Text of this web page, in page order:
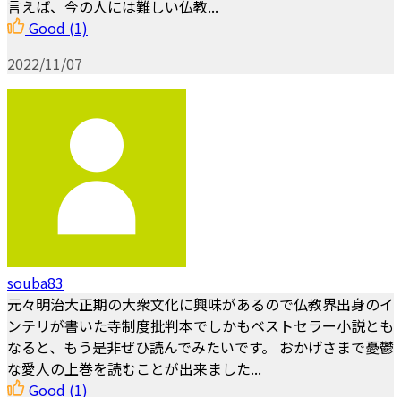
言えば、今の人には難しい仏教...
Good (1)
2022/11/07
souba83
元々明治大正期の大衆文化に興味があるので仏教界出身のイ
ンテリが書いた寺制度批判本でしかもベストセラー小説とも
なると、もう是非ぜひ読んでみたいです。 おかげさまで憂鬱
な愛人の上巻を読むことが出来ました...
Good (1)